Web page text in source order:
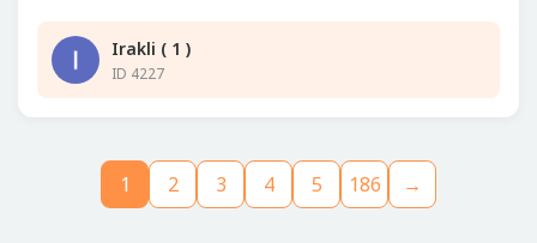
Irakli ( 1 )
ID 4227
1 2 3 4 5 186 →